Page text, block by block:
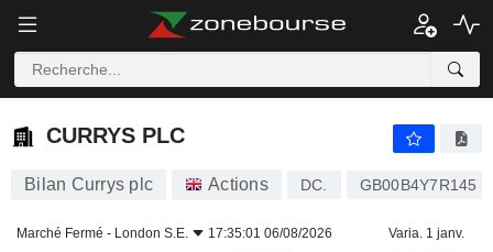
CURRYS PLC
CURRYS PLC
Bilan Currys plc Actions DC. GB00B4Y7R145
Marché Fermé - London S.E. 17:35:01 06/08/2026 Varia. 1 janv.